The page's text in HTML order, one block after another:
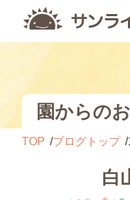
園からの
TOP ブログトップ
白